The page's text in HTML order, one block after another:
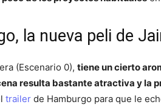
la nueva peli de
(Escenario 0), tiene un cierto
resulta bastante atractiva y la
trailer de Hamburgo para que le